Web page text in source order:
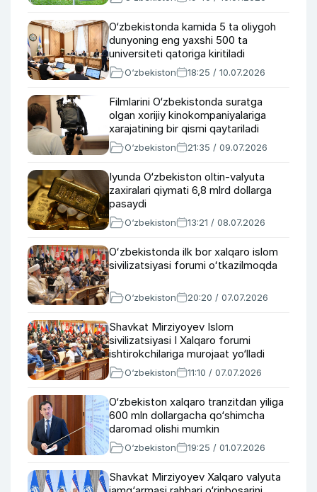
O‘zbekistonda kamida 5 ta oliygoh
dunyoning eng yaxshi 500 ta
universiteti qatoriga kiritiladi
O‘zbekiston 18:25 / 10.07.2026
Filmlarini O‘zbekistonda suratga
olgan xorijiy kinokompaniyalariga
xarajatining bir qismi qaytariladi
O‘zbekiston 21:35 / 09.07.2026
Iyunda O‘zbekiston oltin-valyuta
zaxiralari qiymati 6,8 mlrd dollarga
pasaydi
O‘zbekiston 13:21 / 08.07.2026
Oʻzbekistonda ilk bor xalqaro islom
sivilizatsiyasi forumi oʻtkazilmoqda
O‘zbekiston 20:20 / 07.07.2026
Shavkat Mirziyoyev Islom
sivilizatsiyasi I Xalqaro forumi
ishtirokchilariga murojaat yo‘lladi
O‘zbekiston 11:10 / 07.07.2026
O‘zbekiston xalqaro tranzitdan yiliga
600 mln dollargacha qo‘shimcha
daromad olishi mumkin
O‘zbekiston 19:25 / 01.07.2026
Shavkat Mirziyoyev Xalqaro valyuta